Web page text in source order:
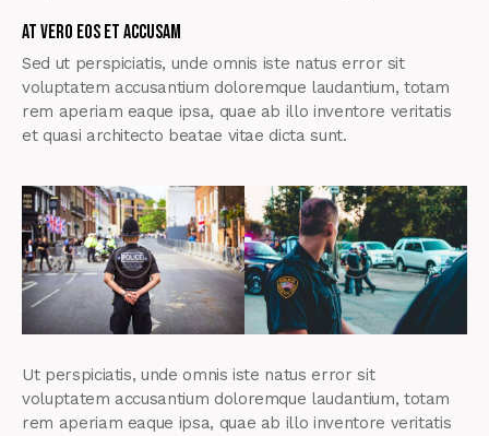
At vero eos et accusam
Sed ut perspiciatis, unde omnis iste natus error sit
voluptatem accusantium doloremque laudantium, totam
rem aperiam eaque ipsa, quae ab illo inventore veritatis
et quasi architecto beatae vitae dicta sunt.
Ut perspiciatis, unde omnis iste natus error sit
voluptatem accusantium doloremque laudantium, totam
rem aperiam eaque ipsa, quae ab illo inventore veritatis